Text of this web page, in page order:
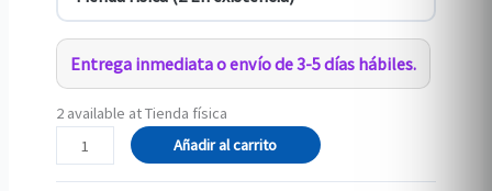
Entrega inmediata o envío de 3-5 días hábiles.
2 available at Tienda física
LAYER:
ESHIN
Añadir al carrito